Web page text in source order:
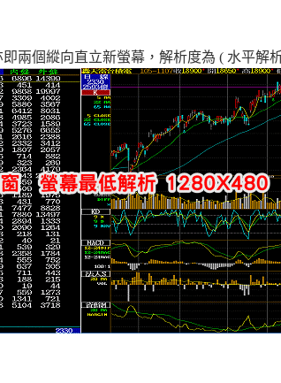
兩個縱向直立新螢幕，解析度為 ( 水平解